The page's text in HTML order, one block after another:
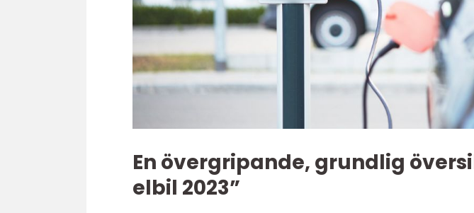
En övergripande, grundlig
elbil 2023”